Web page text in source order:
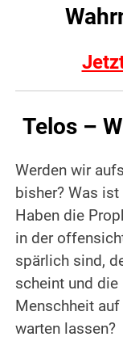
Telos –
Werden wir
bisher? Was
Haben die
in der
spärlich sind,
scheint und die
Menschheit
warten lassen?